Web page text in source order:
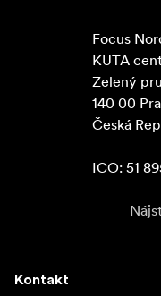
Focus
KUTA
Zelený
140 00
Česká
ICO: 51
Kontakt